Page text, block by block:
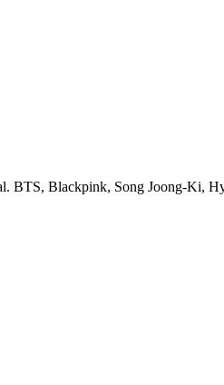
BTS, Blackpink, Song Joong-Ki,